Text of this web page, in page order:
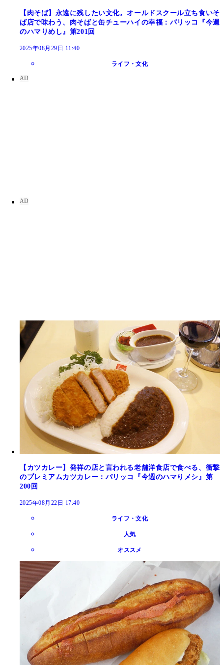
【肉そば】永遠に残したい文化。オールドスクール立ち食いそ
ば店で味わう、肉そばと缶チューハイの幸福：パリッコ『今週
のハマりめし』第201回
2025年08月29日 11:40
ライフ・文化
【カツカレー】発祥の店と言われる老舗洋食店で食べる、衝撃
のプレミアムカツカレー：パリッコ『今週のハマりメシ』第
200回
2025年08月22日 17:40
ライフ・文化
人気
オススメ